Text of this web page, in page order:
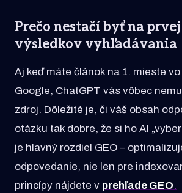
Prečo nestačí byť na
výsledkov vyhľadávania
Aj keď máte článok na 1. mieste
Google, ChatGPT vás vôbec
zdroj. Dôležité je, či váš obsah
otázku tak dobre, že si ho AI
je hlavný rozdiel GEO –
odpovedanie, nie len pre
princípy nájdete v prehľade GEO.